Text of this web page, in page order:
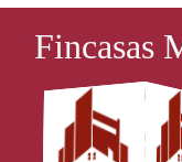
Fincasas